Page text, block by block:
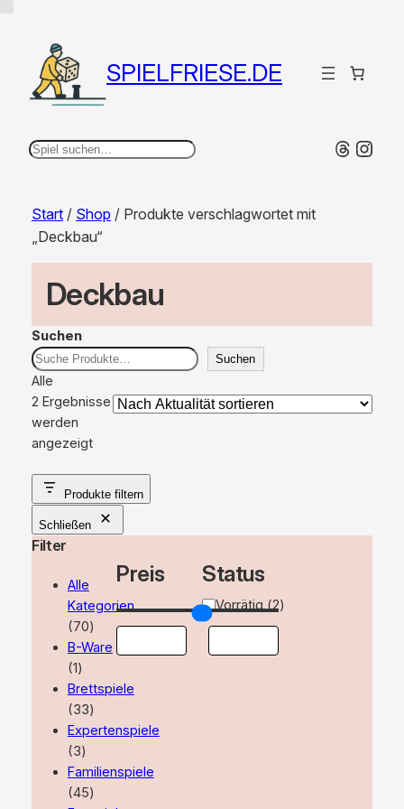
SPIELFRIESE.DE
Suchen
Start/ Shop / Produkte verschlagwortet mit
„Deckbau“
Deckbau
Suchen
Suchen
Alle
2 Ergebnisse
werden
angezeigtNach
Produkte filtern
Schließen
Filter
Alle
Kategorien
7070
Produkte
B-Ware
11
Produkt
Brettspiele
3333
Produkte
Expertenspiele
33
Produkte
Familienspiele
4545
Preis Status
Verfügbarkeit
Vorrätig(2)